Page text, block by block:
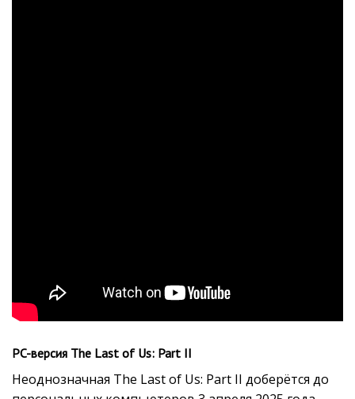
PC-версия The Last of Us: Part II
Неоднозначная The Last of Us: Part II доберётся до